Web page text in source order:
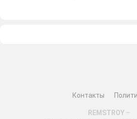
Контакты
REMSTROY–